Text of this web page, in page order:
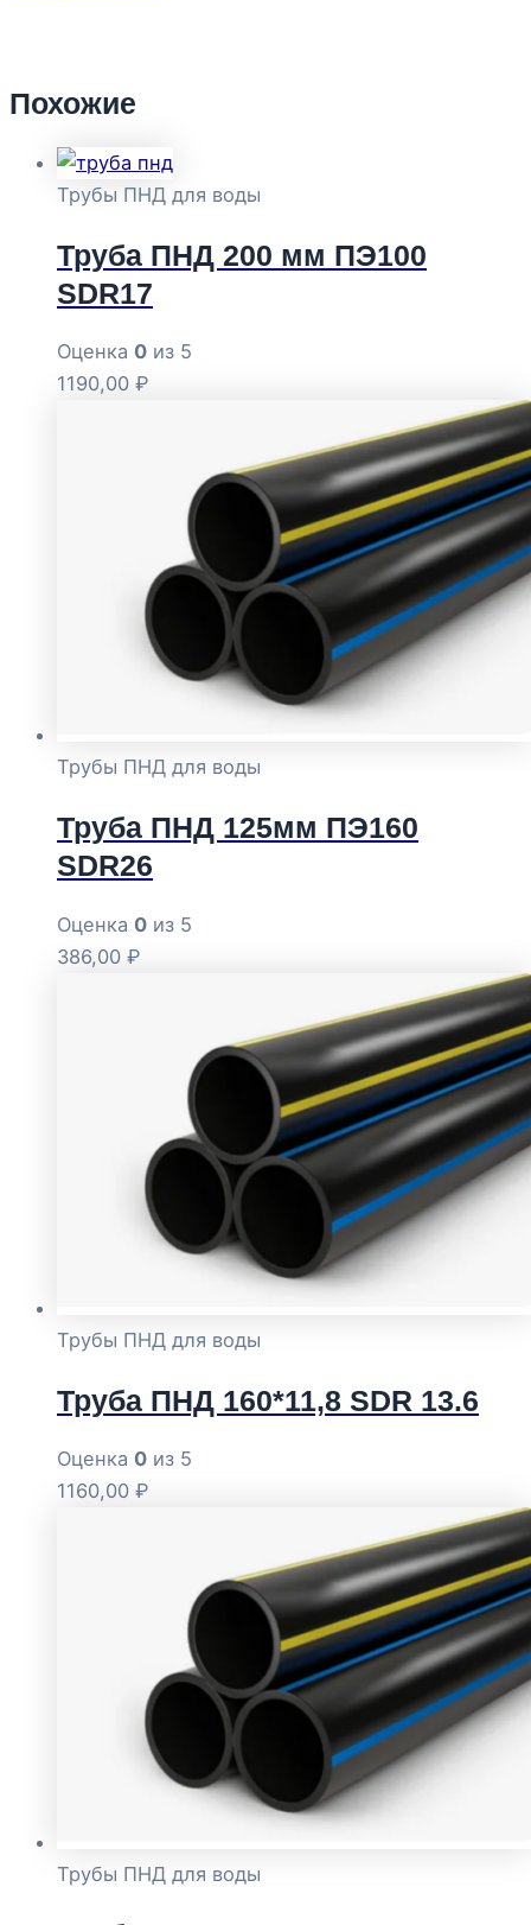
Похожие
Трубы ПНД для воды
Труба ПНД 200 мм ПЭ100
SDR17
Оценка 0 из 5
1190,00 ₽
Трубы ПНД для воды
Труба ПНД 125мм ПЭ160
SDR26
Оценка 0 из 5
386,00 ₽
Трубы ПНД для воды
Труба ПНД 160*11,8 SDR 13.6
Оценка 0 из 5
1160,00 ₽
Трубы ПНД для воды